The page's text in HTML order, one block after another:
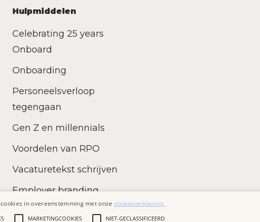
Hulpmiddelen
Celebrating 25 years
Onboard
Onboarding
Personeelsverloop
tegengaan
Gen Z en millennials
Voordelen van RPO
Vacaturetekst schrijven
Employer branding
in overeenstemming met onze cookieverklaring.
MARKETINGCOOKIES NIET-GECLASSIFICEERD